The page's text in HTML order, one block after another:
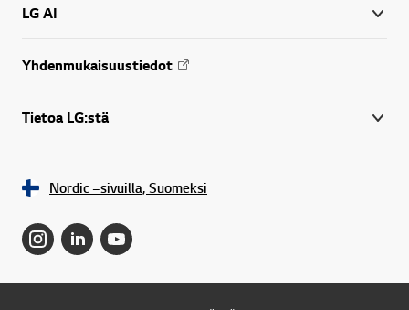
LG AI
Yhdenmukaisuustiedot
Tietoa LG:stä
Nordic –sivuilla, Suomeksi